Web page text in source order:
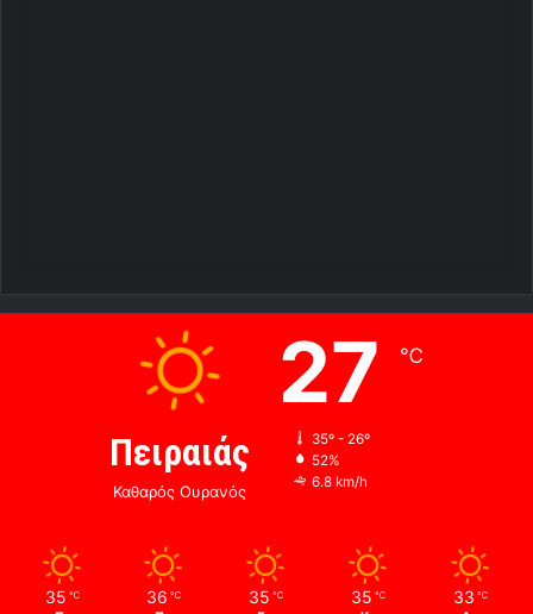
Πειραιάς
Καθαρός Ουρανός
27 ℃
35º - 26º
52%
6.8 km/h
35 ℃ 36 ℃ 35 ℃ 35 ℃ 33 ℃